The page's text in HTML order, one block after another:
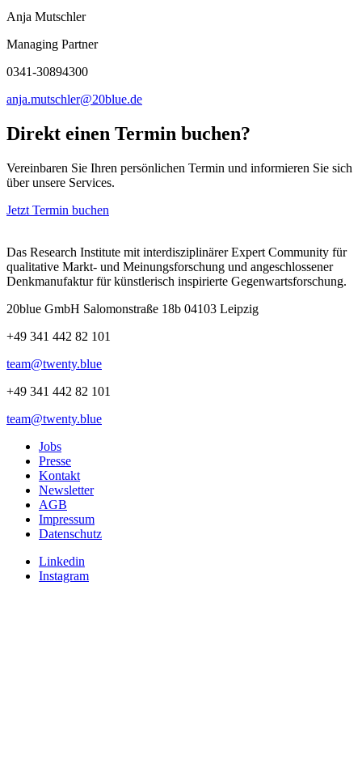
Anja Mutschler
Managing Partner
0341-30894300
anja.mutschler@20blue.de
Direkt einen Termin buchen?
Vereinbaren Sie Ihren persönlichen Termin und informieren Sie sich
über unsere Services.
Jetzt Termin buchen
Das Research Institute mit interdisziplinärer Expert Community für
qualitative Markt- und Meinungsforschung und angeschlossener
Denkmanufaktur für künstlerisch inspirierte Gegenwartsforschung.
20blue GmbH Salomonstraße 18b 04103 Leipzig
+49 341 442 82 101
team@twenty.blue
+49 341 442 82 101
team@twenty.blue
Jobs
Presse
Kontakt
Newsletter
AGB
Impressum
Datenschutz
Linkedin
Instagram